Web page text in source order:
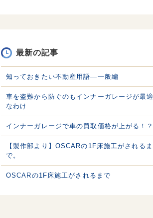
最新の記事
知っておきたい不動産用語—一般編
車を盗難から防ぐのもインナーガレージが最適
なわけ
インナーガレージで車の買取価格が上がる！？
【製作部より】OSCARの1F床施工がされるま
で。
OSCARの1F床施工がされるまで